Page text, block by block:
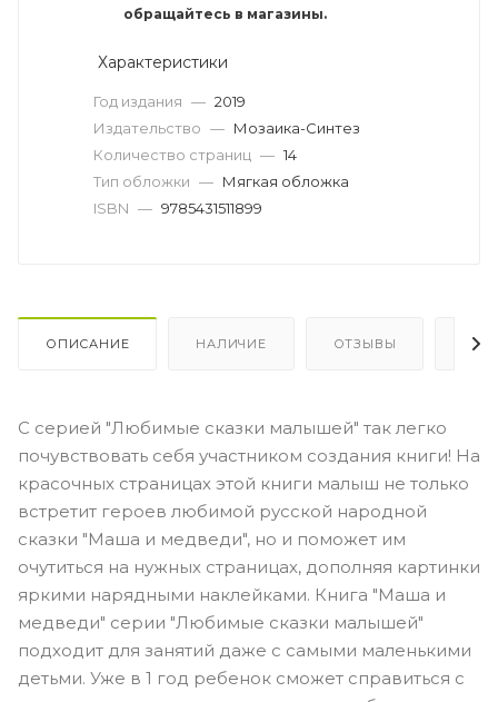
обращайтесь в магазины.
Характеристики
Год издания — 2019
Издательство — Мозаика-Синтез
Количество страниц — 14
Тип обложки — Мягкая обложка
ISBN — 9785431511899
ОПИСАНИЕ НАЛИЧИЕ ОТЗЫВЫ
С серией "Любимые сказки малышей" так легко
почувствовать себя участником создания книги! На
красочных страницах этой книги малыш не только
встретит героев любимой русской народной
сказки "Маша и медведи", но и поможет им
очутиться на нужных страницах, дополняя картинки
яркими нарядными наклейками. Книга "Маша и
медведи" серии "Любимые сказки малышей"
подходит для занятий даже с самыми маленькими
детьми. Уже в 1 год ребенок сможет справиться с